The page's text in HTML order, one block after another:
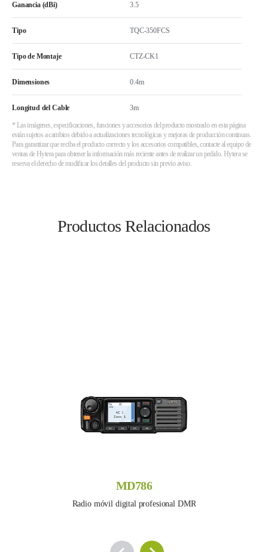
Ganancia (dBi) 3.5
Tipo TQC-350FCS
Tipo de Montaje CTZ-CK1
Dimensiones 0.4m
Longitud del Cable 3m
* Las imágenes, especificaciones, funciones y accesorios del producto mostrado en esta página
están sujetos a cambios debido a actualizaciones tecnológicas y mejoras de producción continuas.
Para garantizar que reciba el producto correcto y los accesorios compatibles, contacte al equipo de
ventas de Hytera para obtener la información más reciente antes de realizar un pedido. Hytera se
reserva el derecho de modificar los detalles del producto sin previo aviso.
Productos Relacionados
MD786
Radio móvil digital profesional DMR